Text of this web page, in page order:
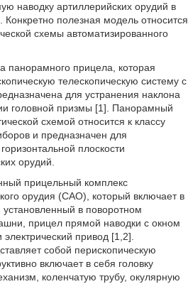
наводку артиллерийских орудий в
Конкретно полезная модель относится
схемы автоматизированного
панорамного прицела, которая
телескопическую систему с
для устранения наклона
головной призмы [1]. Панорамный
схемой относится к классу
и предназначен для
плоскости
орудий.
прицельный комплекс
орудия (САО), который включает в
в поворотном
прицел прямой наводки с окном
привод [1,2].
собой перископическую
включает в себя головку
коленчатую трубу, окулярную